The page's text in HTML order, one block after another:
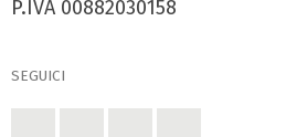
P.IVA 00882030158
SEGUICI